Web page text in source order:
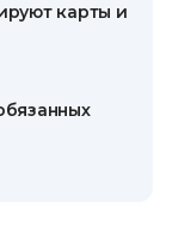
карты и